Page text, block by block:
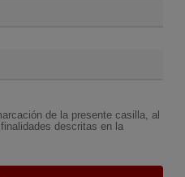
de la presente casilla, al
descritas en la